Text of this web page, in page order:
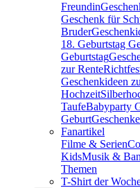
Freundin
Geschenk für
Bruder
18. Geburtstag
Geburtstag
zur Rente
Geschenkideen
Hochzeit
TaufeBabyparty
Geburt
Fanartikel
Filme & Serien
KidsMusik &
Themen
T-Shirt der